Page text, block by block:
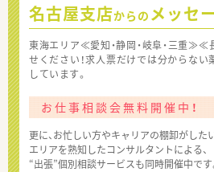
名古屋支店からの メッセ
東海エリア≪愛知・静岡・岐阜・三重
せください！求人票だけでは分からな
しています。
お仕事相談会無料開催中！
更に、お忙しい方やキャリアの棚卸がした
エリアを熟知したコンサルタントによる、
“出張”個別相談サービスも同時開催中です